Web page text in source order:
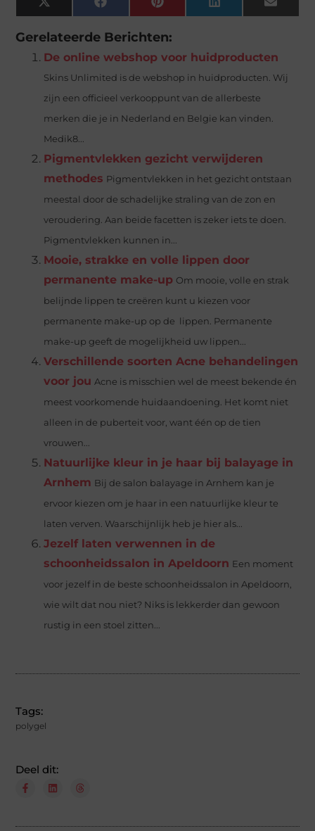
X
(Twitter)
Facebook Pinterest LinkedIn Email
Gerelateerde Berichten:
De online webshop voor huidproducten
Skins Unlimited is de webshop in huidproducten. Wij
zijn een officieel verkooppunt van de allerbeste
merken die je in Nederland en Belgie kan vinden.
Medik8...
Pigmentvlekken gezicht verwijderen
methodes Pigmentvlekken in het gezicht ontstaan
meestal door de schadelijke straling van de zon en
veroudering. Aan beide facetten is zeker iets te doen.
Pigmentvlekken kunnen in...
Mooie, strakke en volle lippen door
permanente make-up Om mooie, volle en strak
belijnde lippen te creëren kunt u kiezen voor
permanente make-up op de lippen. Permanente
make-up geeft de mogelijkheid uw lippen...
Verschillende soorten Acne behandelingen
voor jou Acne is misschien wel de meest bekende én
meest voorkomende huidaandoening. Het komt niet
alleen in de puberteit voor, want één op de tien
vrouwen...
Natuurlijke kleur in je haar bij balayage in
Arnhem Bij de salon balayage in Arnhem kan je
ervoor kiezen om je haar in een natuurlijke kleur te
laten verven. Waarschijnlijk heb je hier als...
Jezelf laten verwennen in de
schoonheidssalon in Apeldoorn Een moment
voor jezelf in de beste schoonheidssalon in Apeldoorn,
wie wilt dat nou niet? Niks is lekkerder dan gewoon
rustig in een stoel zitten...
Tags:
polygel
Deel dit: